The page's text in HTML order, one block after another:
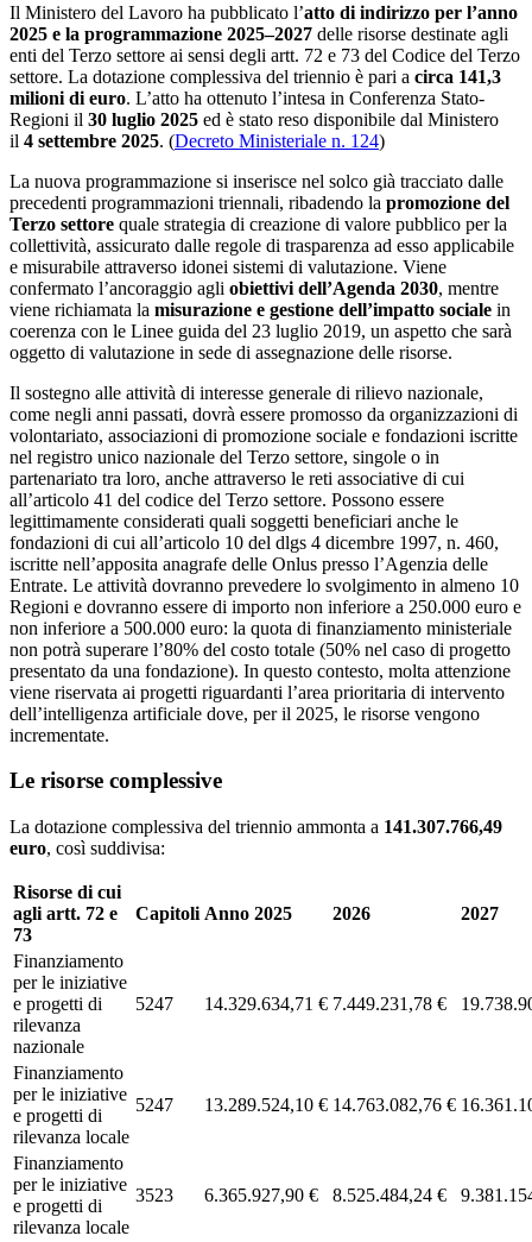
Il Ministero del Lavoro ha pubblicato l’atto di indirizzo per l’anno
2025 e la programmazione 2025–2027 delle risorse destinate agli
enti del Terzo settore ai sensi degli artt. 72 e 73 del Codice del Terzo
settore. La dotazione complessiva del triennio è pari a circa 141,3
milioni di euro. L’atto ha ottenuto l’intesa in Conferenza Stato-
Regioni il 30 luglio 2025 ed è stato reso disponibile dal Ministero
il 4 settembre 2025. (Decreto Ministeriale n. 124)
La nuova programmazione si inserisce nel solco già tracciato dalle
precedenti programmazioni triennali, ribadendo la promozione del
Terzo settore quale strategia di creazione di valore pubblico per la
collettività, assicurato dalle regole di trasparenza ad esso applicabile
e misurabile attraverso idonei sistemi di valutazione. Viene
confermato l’ancoraggio agli obiettivi dell’Agenda 2030, mentre
viene richiamata la misurazione e gestione dell’impatto sociale in
coerenza con le Linee guida del 23 luglio 2019, un aspetto che sarà
oggetto di valutazione in sede di assegnazione delle risorse.
Il sostegno alle attività di interesse generale di rilievo nazionale,
come negli anni passati, dovrà essere promosso da organizzazioni di
volontariato, associazioni di promozione sociale e fondazioni iscritte
nel registro unico nazionale del Terzo settore, singole o in
partenariato tra loro, anche attraverso le reti associative di cui
all’articolo 41 del codice del Terzo settore. Possono essere
legittimamente considerati quali soggetti beneficiari anche le
fondazioni di cui all’articolo 10 del dlgs 4 dicembre 1997, n. 460,
iscritte nell’apposita anagrafe delle Onlus presso l’Agenzia delle
Entrate. Le attività dovranno prevedere lo svolgimento in almeno 10
Regioni e dovranno essere di importo non inferiore a 250.000 euro e
non inferiore a 500.000 euro: la quota di finanziamento ministeriale
non potrà superare l’80% del costo totale (50% nel caso di progetto
presentato da una fondazione). In questo contesto, molta attenzione
viene riservata ai progetti riguardanti l’area prioritaria di intervento
dell’intelligenza artificiale dove, per il 2025, le risorse vengono
incrementate.
Le risorse complessive
La dotazione complessiva del triennio ammonta a 141.307.766,49
euro, così suddivisa:
Risorse di cui
agli artt. 72 e
73
Capitoli Anno 2025 2026 2027
Finanziamento
per le iniziative
e progetti di
rilevanza
nazionale
5247 14.329.634,71 € 7.449.231,78 €
Finanziamento
per le iniziative
e progetti di
rilevanza locale
5247 13.289.524,10 € 14.763.082,76 €
Finanziamento
per le iniziative
e progetti di
rilevanza locale
3523 6.365.927,90 € 8.525.484,24 €